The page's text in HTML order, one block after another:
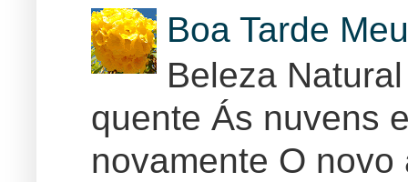
Boa Tarde
Beleza
quente Ás nuvens
novamente O